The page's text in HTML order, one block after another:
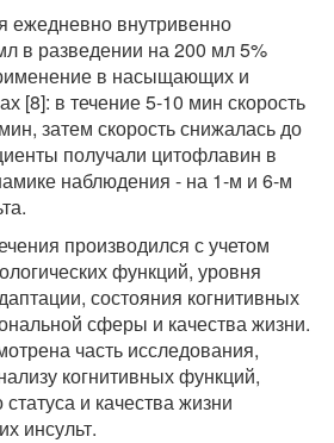
ежедневно внутривенно
в разведении на 200 мл 5%
в насыщающих и
[8]: в течение 5-10 мин скорость
затем скорость снижалась до
получали цитофлавин в
наблюдения - на 1-м и 6-м
производился с учетом
функций, уровня
состояния когнитивных
сферы и качества жизни.
часть исследования,
когнитивных функций,
и качества жизни
инсульт.